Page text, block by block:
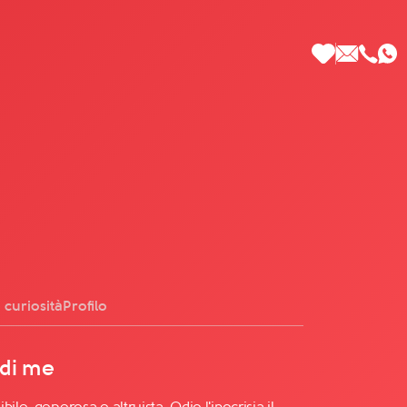
Più
curiositàProfilo
me